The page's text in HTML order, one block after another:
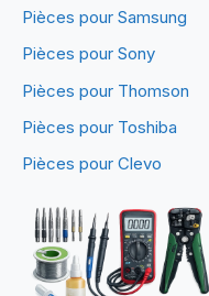
Pièces pour Samsung
Pièces pour Sony
Pièces pour Thomson
Pièces pour Toshiba
Pièces pour Clevo